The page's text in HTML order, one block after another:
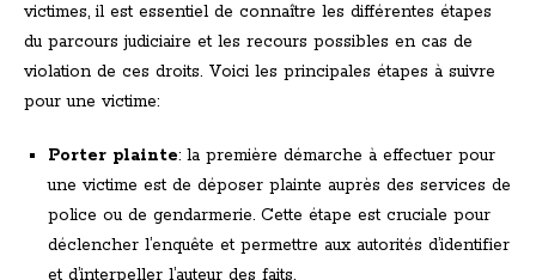
victimes, il est essentiel de connaître les différentes étapes
du parcours judiciaire et les recours possibles en cas de
violation de ces droits. Voici les principales étapes à suivre
pour une victime:
Porter plainte: la première démarche à effectuer pour
une victime est de déposer plainte auprès des services de
police ou de gendarmerie. Cette étape est cruciale pour
déclencher l’enquête et permettre aux autorités d’identifier
et d’interpeller l’auteur des faits.